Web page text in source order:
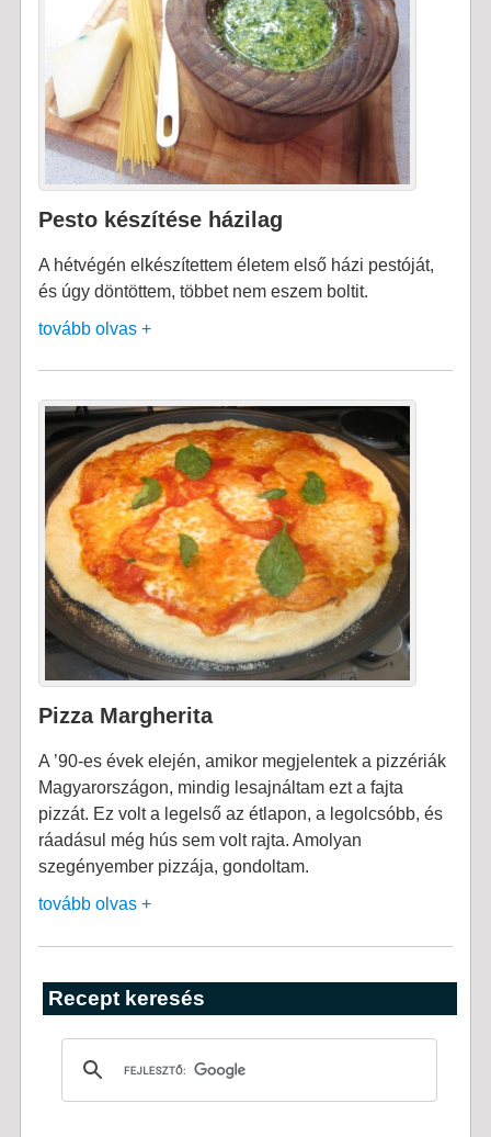
Pesto készítése házilag
A hétvégén elkészítettem életem első házi pestóját,
és úgy döntöttem, többet nem eszem boltit.
tovább olvas +
Pizza Margherita
A ’90-es évek elején, amikor megjelentek a pizzériák
Magyarországon, mindig lesajnáltam ezt a fajta
pizzát. Ez volt a legelső az étlapon, a legolcsóbb, és
ráadásul még hús sem volt rajta. Amolyan
szegényember pizzája, gondoltam.
tovább olvas +
Recept keresés